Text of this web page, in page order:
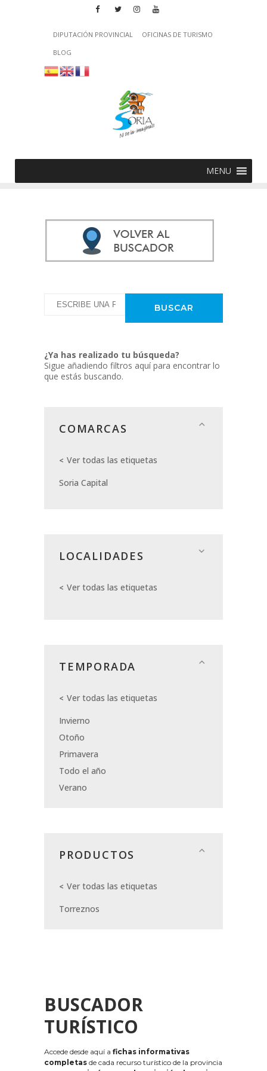
DIPUTACIÓN PROVINCIAL
OFICINAS DE TURISMO
BLOG
MENU
¿Ya has realizado tu búsqueda?
Sigue añadiendo filtros aquí para encontrar lo
que estás buscando.
COMARCAS
Ver todas las etiquetas
Soria Capital
LOCALIDADES
Ver todas las etiquetas
TEMPORADA
Ver todas las etiquetas
Invierno
Otoño
Primavera
Todo el año
Verano
PRODUCTOS
Ver todas las etiquetas
Torreznos
BUSCADOR
TURÍSTICO
Accede desde aquí a fichas informativas
completas de cada recurso turístico de la provincia